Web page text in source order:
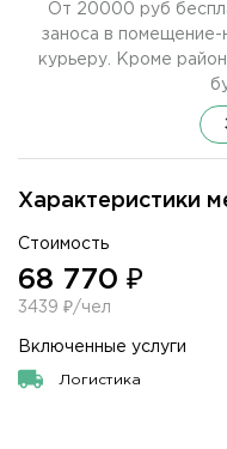
Характеристики
Стоимость
68 770 ₽
3439 ₽/чел
Включенные услуги
Логистика
От 20000 руб
заноса в помещение-
курьеру. Кроме